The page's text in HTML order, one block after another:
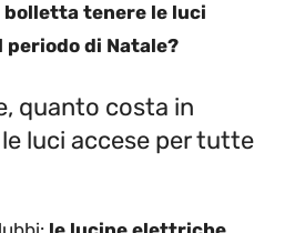
bolletta tenere le luci
di Natale?
quanto costa in
luci accese per tutte